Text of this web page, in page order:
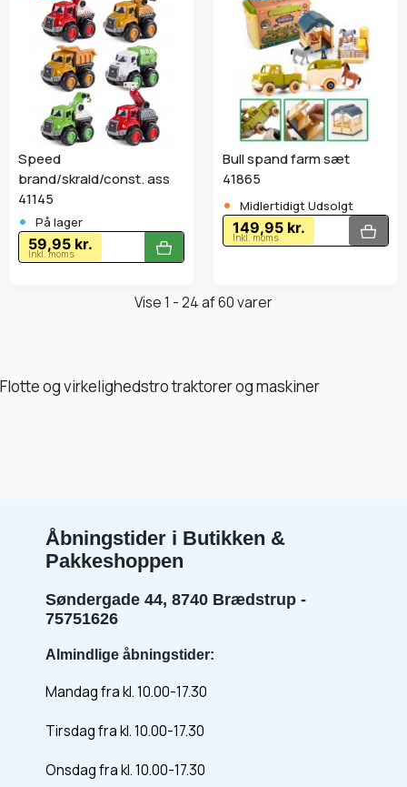
Speed
brand/skrald/const. ass
41145
• På lager
59,95 kr.
Inkl. moms
Bull spand farm sæt
41865
• Midlertidigt Udsolgt
149,95 kr.
Inkl. moms
Vise 1 - 24 af 60 varer
Flotte og virkelighedstro traktorer og maskiner
Åbningstider i Butikken &
Pakkeshoppen
Søndergade 44, 8740 Brædstrup -
75751626
Almindlige åbningstider:
Mandag fra kl. 10.00-17.30
Tirsdag fra kl. 10.00-17.30
Onsdag fra kl. 10.00-17.30